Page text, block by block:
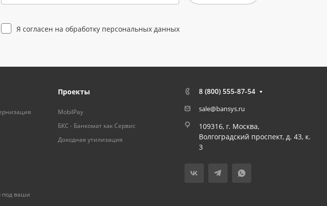
Я согласен на обработку персональных данных
под ваши
Проекты
MobilPay
БКС - Банкомат как Сервис
Доходная утилизация
8 (800) 555-87-54
sale@bansys.ru
109316, г. Москва,
Волгоградский проспект, д. 43, к.
3